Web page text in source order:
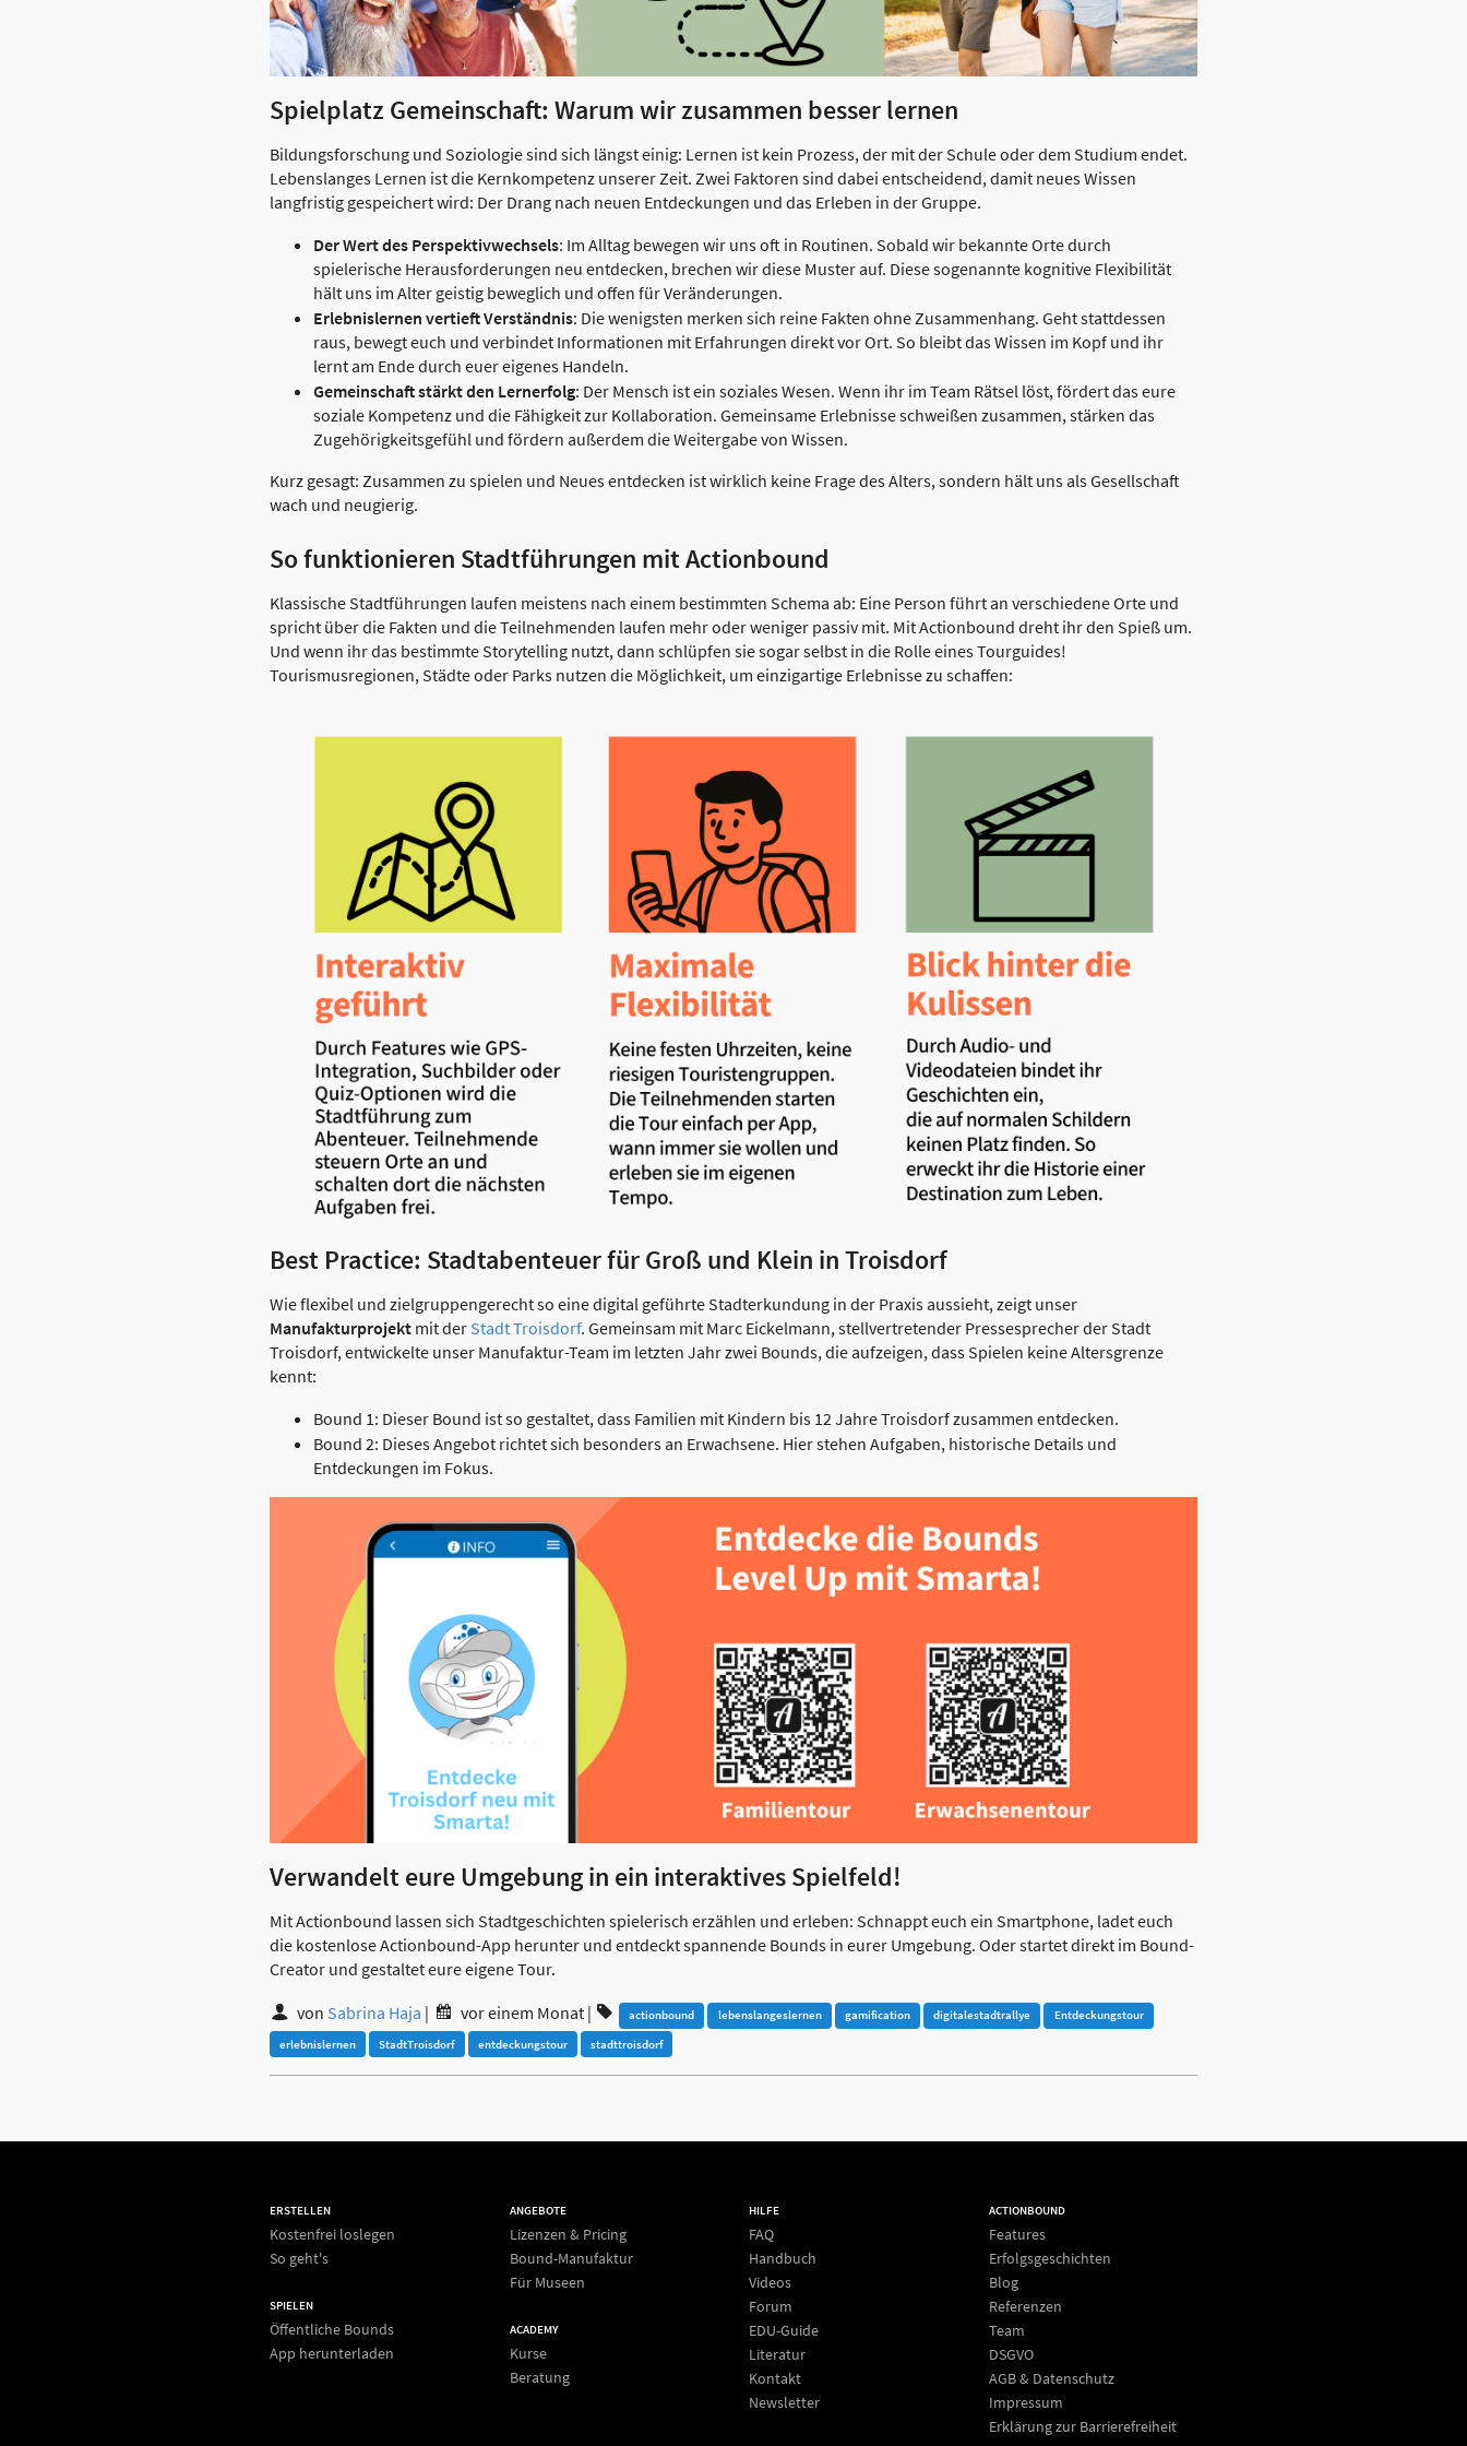
Spielplatz Gemeinschaft: Warum wir zusammen besser lernen
Bildungsforschung und Soziologie sind sich längst einig: Lernen ist kein Prozess, der mit der Schule oder dem Studium endet.
Lebenslanges Lernen ist die Kernkompetenz unserer Zeit. Zwei Faktoren sind dabei entscheidend, damit neues Wissen
langfristig gespeichert wird: Der Drang nach neuen Entdeckungen und das Erleben in der Gruppe.
Der Wert des Perspektivwechsels: Im Alltag bewegen wir uns oft in Routinen. Sobald wir bekannte Orte durch
spielerische Herausforderungen neu entdecken, brechen wir diese Muster auf. Diese sogenannte kognitive Flexibilität
hält uns im Alter geistig beweglich und offen für Veränderungen.
Erlebnislernen vertieft Verständnis: Die wenigsten merken sich reine Fakten ohne Zusammenhang. Geht stattdessen
raus, bewegt euch und verbindet Informationen mit Erfahrungen direkt vor Ort. So bleibt das Wissen im Kopf und ihr
lernt am Ende durch euer eigenes Handeln.
Gemeinschaft stärkt den Lernerfolg: Der Mensch ist ein soziales Wesen. Wenn ihr im Team Rätsel löst, fördert das eure
soziale Kompetenz und die Fähigkeit zur Kollaboration. Gemeinsame Erlebnisse schweißen zusammen, stärken das
Zugehörigkeitsgefühl und fördern außerdem die Weitergabe von Wissen.
Kurz gesagt: Zusammen zu spielen und Neues entdecken ist wirklich keine Frage des Alters, sondern hält uns als Gesellschaft
wach und neugierig.
So funktionieren Stadtführungen mit Actionbound
Klassische Stadtführungen laufen meistens nach einem bestimmten Schema ab: Eine Person führt an verschiedene Orte und
spricht über die Fakten und die Teilnehmenden laufen mehr oder weniger passiv mit. Mit Actionbound dreht ihr den Spieß um.
Und wenn ihr das bestimmte Storytelling nutzt, dann schlüpfen sie sogar selbst in die Rolle eines Tourguides!
Tourismusregionen, Städte oder Parks nutzen die Möglichkeit, um einzigartige Erlebnisse zu schaffen:
Best Practice: Stadtabenteuer für Groß und Klein in Troisdorf
Wie flexibel und zielgruppengerecht so eine digital geführte Stadterkundung in der Praxis aussieht, zeigt unser
Manufakturprojekt mit der Stadt Troisdorf. Gemeinsam mit Marc Eickelmann, stellvertretender Pressesprecher der Stadt
Troisdorf, entwickelte unser Manufaktur-Team im letzten Jahr zwei Bounds, die aufzeigen, dass Spielen keine Altersgrenze
kennt:
Bound 1: Dieser Bound ist so gestaltet, dass Familien mit Kindern bis 12 Jahre Troisdorf zusammen entdecken.
Bound 2: Dieses Angebot richtet sich besonders an Erwachsene. Hier stehen Aufgaben, historische Details und
Entdeckungen im Fokus.
Verwandelt eure Umgebung in ein interaktives Spielfeld!
Mit Actionbound lassen sich Stadtgeschichten spielerisch erzählen und erleben: Schnappt euch ein Smartphone, ladet euch
die kostenlose Actionbound-App herunter und entdeckt spannende Bounds in eurer Umgebung. Oder startet direkt im Bound-
Creator und gestaltet eure eigene Tour.
von Sabrina Haja | vor einem Monat| actionbound lebenslangeslernen gamification digitalestadtrallye
Entdeckungstour
erlebnislernen
StadtTroisdorf entdeckungstour stadttroisdorf
ERSTELLEN
Kostenfrei loslegen
So geht's
SPIELEN
Öffentliche Bounds
App herunterladen
ANGEBOTE
Lizenzen & Pricing
Bound-Manufaktur
Für Museen
ACADEMY
Kurse
Beratung
HILFE
FAQ
Handbuch
Videos
Forum
EDU-Guide
Literatur
Kontakt
Newsletter
ACTIONBOUND
Features
Erfolgsgeschichten
Blog
Referenzen
Team
DSGVO
AGB & Datenschutz
Impressum
Erklärung zur Barrierefreiheit